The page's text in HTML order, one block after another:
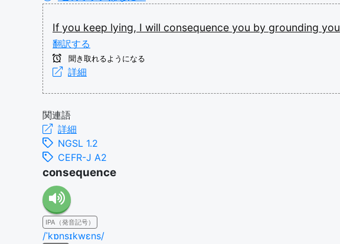
If you keep lying, I will consequence you by grounding you
翻訳する
聞き取れるようになる
詳細
関連語
詳細
NGSL 1.2
CEFR-J A2
consequence
IPA（発音記号）
/ˈkɒnsɪkwɛns/